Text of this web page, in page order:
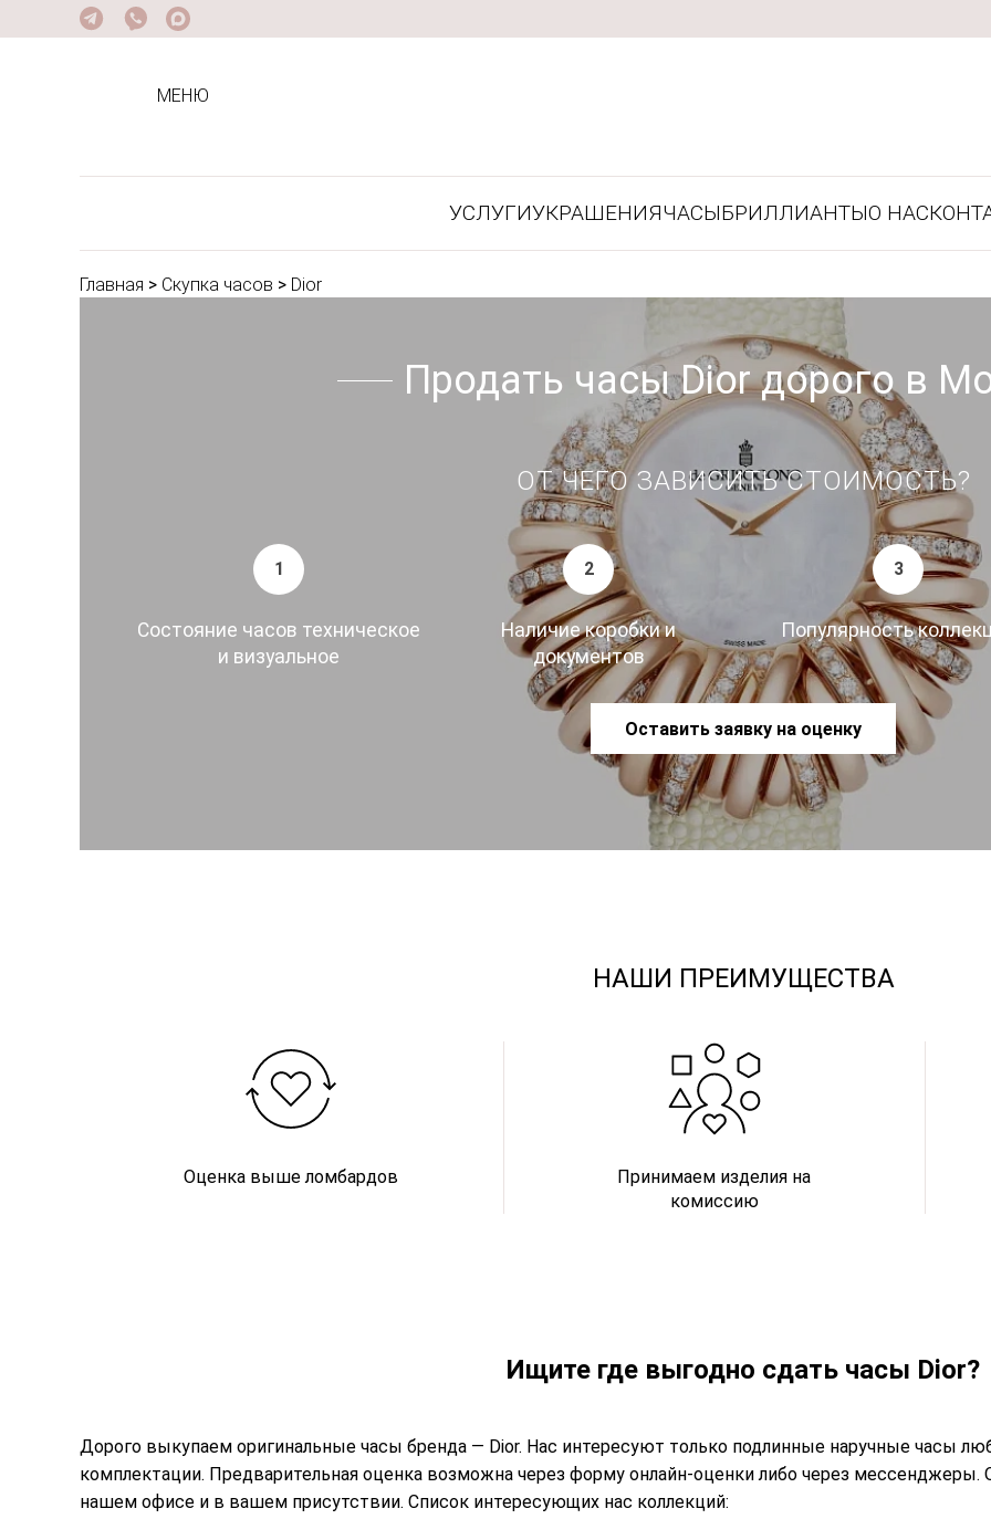
МЕНЮ
УСЛУГИУКРАШЕНИЯЧАСЫБРИЛЛИАНТЫО НАС
Главная > Скупка часов > Dior
Продать часы Dior дорого в
ОТ ЧЕГО ЗАВИСИТЬ СТОИМОСТЬ?
1
Состояние часов техническое
и визуальное
2
Наличие коробки и
документов
3
Популярность
Оставить заявку на оценку
НАШИ ПРЕИМУЩЕСТВА
Оценка выше ломбардов
Принимаем изделия на
комиссию
Ищите где выгодно сдать часы Dior?
Дорого выкупаем оригинальные часы бренда — Dior. Нас интересуют только подлинные наручные часы
комплектации. Предварительная оценка возможна через форму онлайн-оценки либо через мессенджеры.
нашем офисе и в вашем присутствии. Список интересующих нас коллекций: